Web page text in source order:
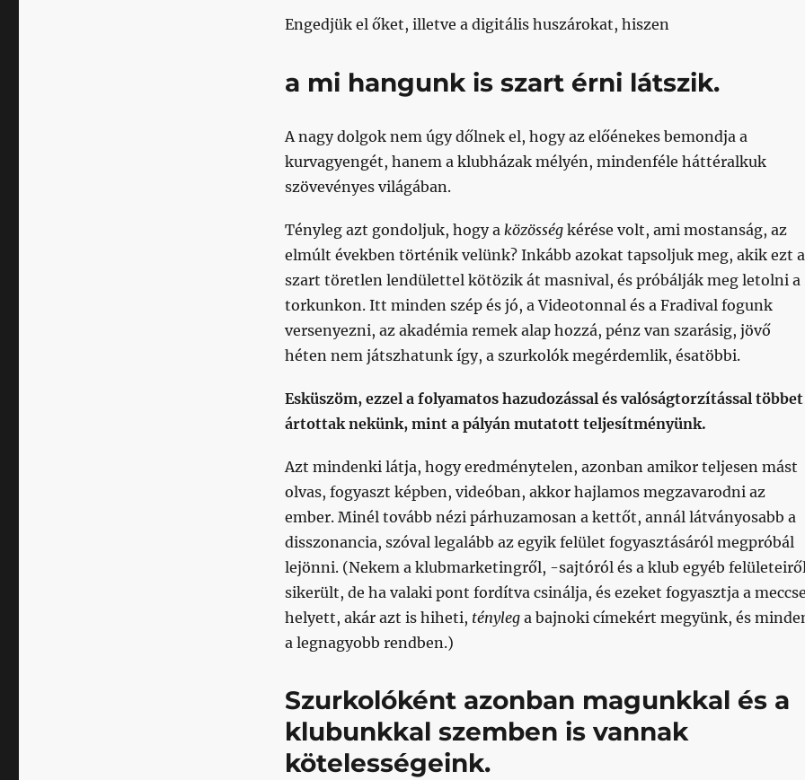
Engedjük el őket, illetve a digitális huszárokat, hiszen
a mi hangunk is szart érni látszik.
A nagy dolgok nem úgy dőlnek el, hogy az előénekes bemondja a
kurvagyengét, hanem a klubházak mélyén, mindenféle háttéralkuk
szövevényes világában.
Tényleg azt gondoljuk, hogy a közösségkérése volt, ami mostanság, az
elmúlt években történik velünk? Inkább azokat tapsoljuk meg, akik ezt a
szart töretlen lendülettel kötözik át masnival, és próbálják meg letolni a
torkunkon. Itt minden szép és jó, a Videotonnal és a Fradival fogunk
versenyezni, az akadémia remek alap hozzá, pénz van szarásig, jövő
héten nem játszhatunk így, a szurkolók megérdemlik, ésatöbbi.
Esküszöm, ezzel a folyamatos hazudozással és valóságtorzítással többet
ártottak nekünk, mint a pályán mutatott teljesítményünk.
Azt mindenki látja, hogy eredménytelen, azonban amikor teljesen mást
olvas, fogyaszt képben, videóban, akkor hajlamos megzavarodni az
ember. Minél tovább nézi párhuzamosan a kettőt, annál látványosabb a
disszonancia, szóval legalább az egyik felület fogyasztásáról megpróbál
lejönni. (Nekem a klubmarketingről, -sajtóról és a klub egyéb
sikerült, de ha valaki pont fordítva csinálja, és ezeket fogyasztja a
helyett, akár azt is hiheti, ténylega bajnoki címekért megyünk, és
a legnagyobb rendben.)
Szurkolóként azonban magunkkal és a
klubunkkal szemben is vannak
kötelességeink.